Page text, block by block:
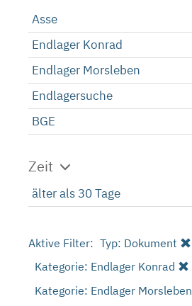
Asse
Endlager Konrad
Endlager Morsleben
Endlagersuche
BGE
Zeit
älter als 30 Tage
Aktive Filter: Typ: Dokument
Kategorie: Endlager Konrad
Kategorie: Endlager Morsleben